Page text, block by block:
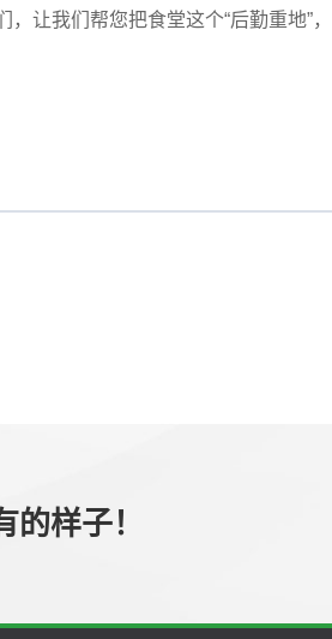
让我们帮您把食堂这个“后勤重地”
的样子！